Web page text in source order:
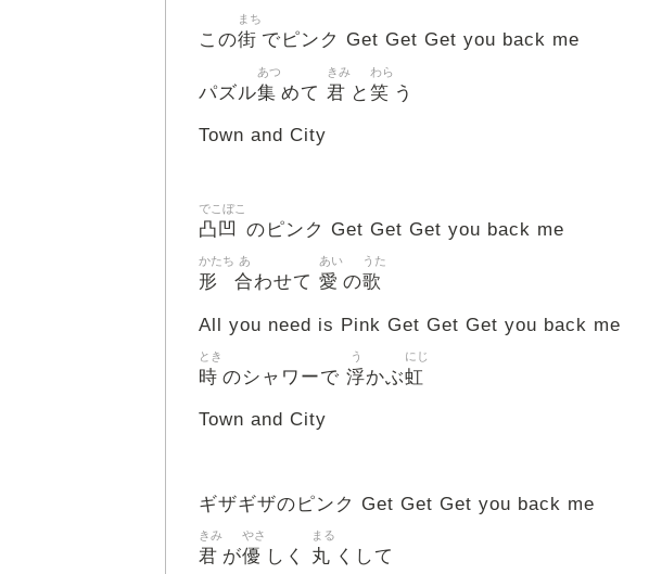
この街
まち
でピンク Get Get Get you back me
パズル集
あつ
めて 君
きみ
と 笑
わら
う
Town and City
凸凹
でこぼこ
のピンク Get Get Get you back me
形
かたち
合
あ
わせて 愛
あい
の歌
うた
All you need is Pink Get Get Get you back me
時
とき
のシャワーで 浮
う
かぶ虹
にじ
Town and City
ギザギザのピンク Get Get Get you back me
君
きみ
が優
やさ
しく 丸
まる
くして